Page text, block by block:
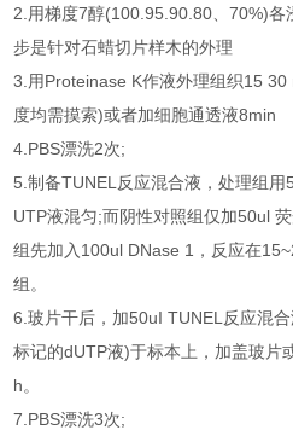
2.用梯度7醇(100.95.90.80、70%)
步是针对石蜡切片样木的外理
3.用Proteinase K作液外理组织15
度均需摸索)或者加细胞通透液8min
4.PBS漂洗2次;
5.制备TUNEL反应混合液，处理组
UTP液混匀;而阴性对照组仅加50ul
组先加入100ul DNase 1，反应在
组。
6.玻片干后，加50uI TUNEL反应混
标记的dUTP液)于标本上，加盖玻片
h。
7.PBS漂洗3次;